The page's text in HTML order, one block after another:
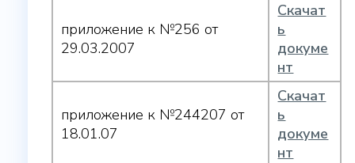
приложение к №256 от
29.03.2007
Скачат
ь
докуме
нт
приложение к №244207 от
18.01.07
Скачат
ь
докуме
нт